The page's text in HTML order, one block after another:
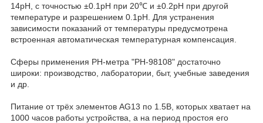
14рН, с точностью ±0.1pH при 20℃ и ±0.2рН при другой
температуре и разрешением 0.1рН. Для устранения
зависимости показаний от температуры предусмотрена
встроенная автоматическая температурная компенсация.
Сферы применения РН-метра "PH-98108" достаточно
широки: производство, лаборатории, быт, учебные заведения
и др.
Питание от трёх элементов AG13 по 1.5В, которых хватает на
1000 часов работы устройства, а на период простоя его